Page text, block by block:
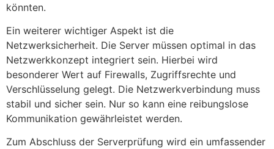
könnten.
Ein weiterer wichtiger Aspekt ist die
Netzwerksicherheit. Die Server müssen optimal in das
Netzwerkkonzept integriert sein. Hierbei wird
besonderer Wert auf Firewalls, Zugriffsrechte und
Verschlüsselung gelegt. Die Netzwerkverbindung muss
stabil und sicher sein. Nur so kann eine reibungslose
Kommunikation gewährleistet werden.
Zum Abschluss der Serverprüfung wird ein umfassender